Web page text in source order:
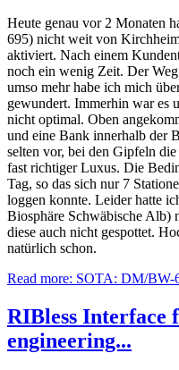
Heute genau vor 2 Monaten
695) nicht weit von
aktiviert. Nach einem
noch ein wenig Zeit. Der
umso mehr habe ich mich
gewundert. Immerhin war es
nicht optimal. Oben
und eine Bank innerhalb der
selten vor, bei den Gipfeln
fast richtiger Luxus. Die
Tag, so das sich nur 7
loggen konnte. Leider hatte
Biosphäre Schwäbische Alb)
diese auch nicht gespottet.
natürlich schon.
Read more: SOTA: DM/BW-
RIBless Interface
engineering...